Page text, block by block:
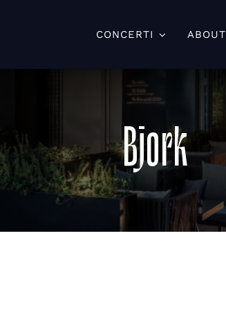
CONCERTI ABOUT
Bjork